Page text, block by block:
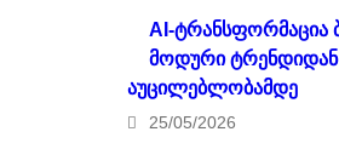
AI-ტრანსფორმაცია
მოდური
აუცილებლობამდე
25/05/2026